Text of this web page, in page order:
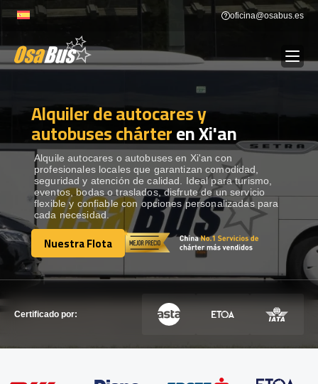
to
oficina@osabus.es
ALQUILER DE AUTOCARES
DESTINOS Show dropdown
RECORRIDAS Show dropdown
FLOTA
Alquiler de autocares y
autobuses chárteren Xi'an
Alquile autocares o autobuses en Xi'an con
profesionales locales que garantizan comodidad,
seguridad y atención de calidad. Ideal para turismo,
eventos, bodas o traslados, disfrute de un servicio
flexible y confiable con opciones personalizadas para
cada necesidad.
Nuestra Flota
Nuestra Flota
Certificado por: